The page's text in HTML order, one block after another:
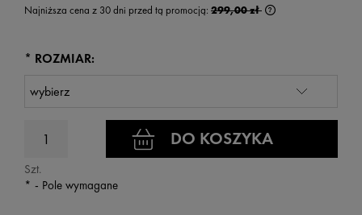
Najniższa cena z 30 dni przed tą promocją: 299,00 zł
* ROZMIAR:
Szt.
DO KOSZYKA
* - Pole wymagane